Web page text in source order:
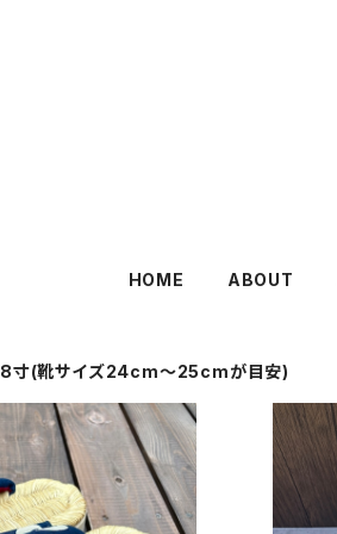
HOME ABOUT
8寸(靴サイズ24cm〜25cmが目安)